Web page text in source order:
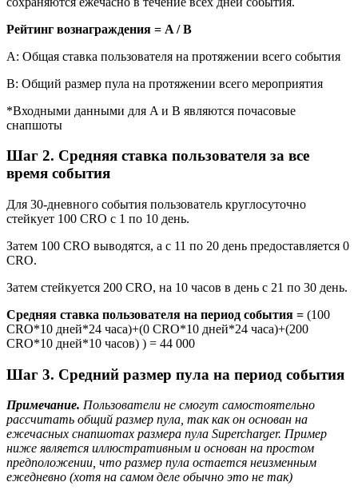
Рейтинг вознаграждения = A / B
A: Общая ставка пользователя на протяжении всего события
B: Общий размер пула на протяжении всего мероприятия
*Входными данными для A и B являются почасовые
снапшоты
Шаг 2. Средняя ставка пользователя за все
время события
Для 30-дневного события пользователь круглосуточно
стейкует 100 CRO с 1 по 10 день.
Затем 100 CRO выводятся, а с 11 по 20 день предоставляется 0
CRO.
Затем стейкуется 200 CRO, на 10 часов в день с 21 по 30 день.
Средняя ставка пользователя на период события = (100
CRO*10 дней*24 часа)+(0 CRO*10 дней*24 часа)+(200
CRO*10 дней*10 часов) ) = 44 000
Шаг 3. Средний размер пула на период события
Примечание. Пользователи не смогут самостоятельно
рассчитать общий размер пула, так как он основан на
ежечасных снапшотах размера пула Supercharger. Пример
ниже является иллюстративным и основан на простом
предположении, что размер пула остается неизменным
ежедневно (хотя на самом деле обычно это не так)